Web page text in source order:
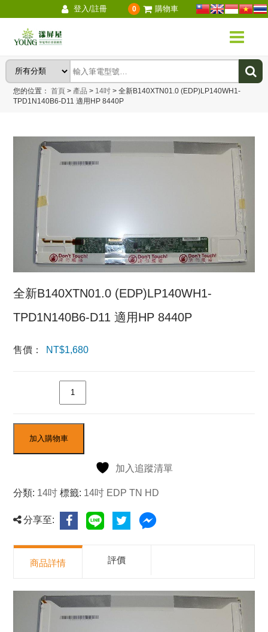
登入/註冊 0 購物車
您的位置：首頁 > 產品 > 14吋 > 全新B140XTN01.0 (EDP)LP140WH1-
TPD1N140B6-D11 適用HP 8440P
全新B140XTN01.0 (EDP)LP140WH1-
TPD1N140B6-D11 適用HP 8440P
售價： NT$1,680
加入購物車
加入追蹤清單
分類: 14吋 標籤: 14吋 EDP TN HD
分享至:
商品詳情 評價